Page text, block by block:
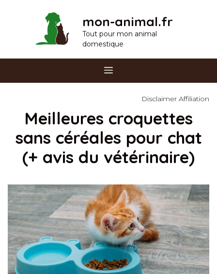
mon-animal.fr
Tout pour mon animal
domestique
Menu
Disclaimer Affiliation
Meilleures croquettes
sans céréales pour chat
(+ avis du vétérinaire)